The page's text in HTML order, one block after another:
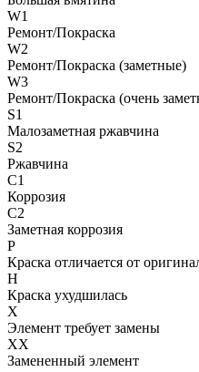
W1
Ремонт/Покраска
W2
Ремонт/Покраска (заметные)
W3
Ремонт/Покраска (очень
S1
Малозаметная ржавчина
S2
Ржавчина
C1
Коррозия
C2
Заметная коррозия
P
Краска отличается от
H
Краска ухудшилась
X
Элемент требует замены
XX
Замененный элемент